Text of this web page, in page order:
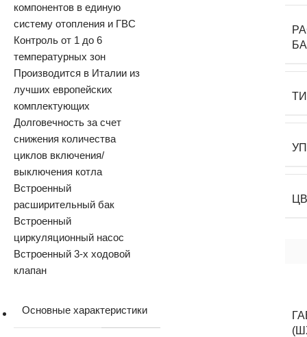
компонентов в единую
систему отопления и ГВС
Контроль от 1 до 6
температурных зон
Производится в Италии из
лучших европейских
комплектующих
Долговечность за счет
снижения количества
циклов включения/
выключения котла
Встроенный
расширительный бак
Встроенный
циркуляционный насос
Встроенный 3-х ходовой
клапан
Основные характеристики